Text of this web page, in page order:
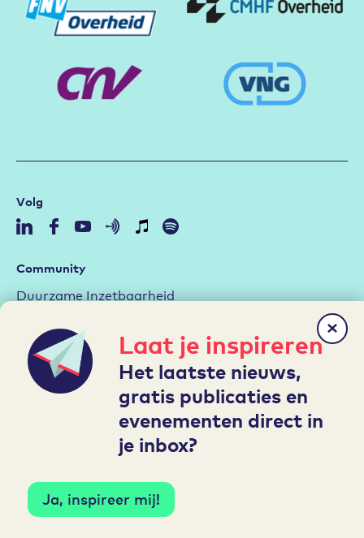
Laat je inspireren
Het laatste nieuws,
gratis publicaties en
evenementen direct in
je inbox?
Ja, inspireer mij!
Volg
Community
Duurzame Inzetbaarheid
Arbeidsmarktstrategie
Hybride werken
Leren en Ontwikkelen
Account aanmaken